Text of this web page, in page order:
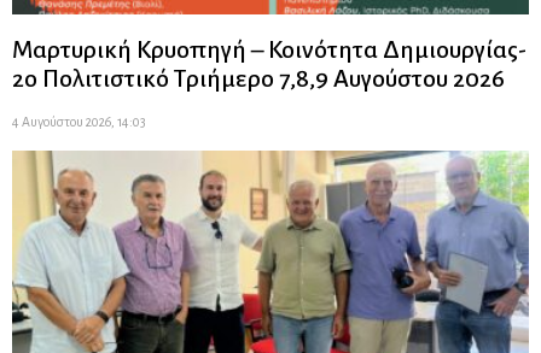
Μαρτυρική Κρυοπηγή – Κοινότητα Δημιουργίας-
2ο Πολιτιστικό Τριήμερο 7,8,9 Αυγούστου 2026
4 Αυγούστου 2026, 14:03